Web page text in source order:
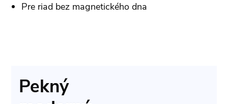
Pre riad bez magnetického dna
Pekný